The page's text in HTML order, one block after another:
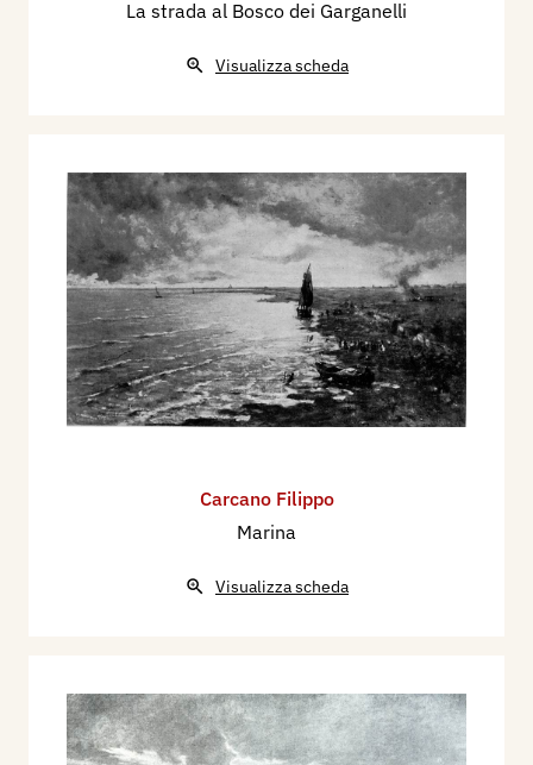
La strada al Bosco dei Garganelli
Visualizza scheda
Carcano Filippo
Marina
Visualizza scheda